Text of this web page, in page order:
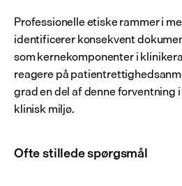
Professionelle etiske rammer i
identificerer konsekvent
som kernekomponenter i
reagere på
grad en del af denne
klinisk miljø.
Ofte stillede spørgsmål